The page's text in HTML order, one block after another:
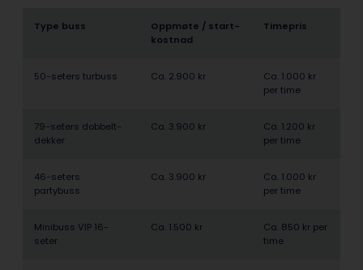
Type buss
Oppmøte / start­
kostnad
Timepris
50-seters turbuss Ca. 2.900 kr
Ca. 1.000 kr
per time
79-seters dobbelt­
dekker
Ca. 3.900 kr
Ca. 1.200 kr
per time
46-seters
partybuss
Ca. 3.900 kr
Ca. 1.000 kr
per time
Minibuss VIP 16-
seter
Ca. 1.500 kr
Ca. 850 kr per
time